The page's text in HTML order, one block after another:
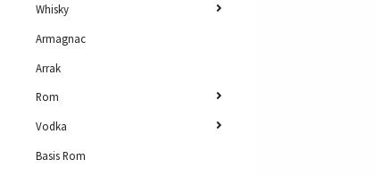
Whisky
Armagnac
Arrak
Rom
Vodka
Basis Rom